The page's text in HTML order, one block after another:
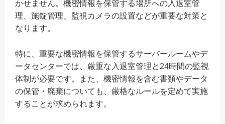
かせません。機密情報を保管する場所への入退室管
理、施錠管理、監視カメラの設置などが重要な対策と
なります。
特に、重要な機密情報を保管するサーバールームやデ
ータセンターでは、厳重な入退室管理と24時間の監視
体制が必要です。また、機密情報を含む書類やデータ
の保管・廃棄についても、厳格なルールを定めて実施
することが求められます。